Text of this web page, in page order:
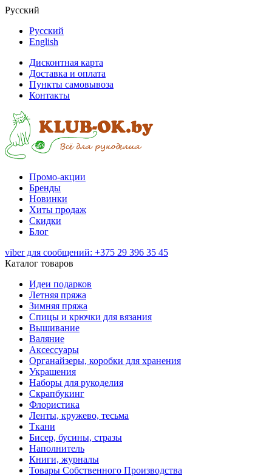
Русский
Русский
English
Дисконтная карта
Доставка и оплата
Пункты самовывоза
Контакты
Промо-акции
Бренды
Новинки
Хиты продаж
Скидки
Блог
viber для сообщений: +375 29 396 35 45
Каталог товаров
Идеи подарков
Летняя пряжа
Зимняя пряжа
Спицы и крючки для вязания
Вышивание
Валяние
Аксессуары
Органайзеры, коробки для хранения
Украшения
Наборы для рукоделия
Скрапбукинг
Флористика
Ленты, кружево, тесьма
Ткани
Бисер, бусины, стразы
Наполнитель
Книги, журналы
Товары Собственного Производства